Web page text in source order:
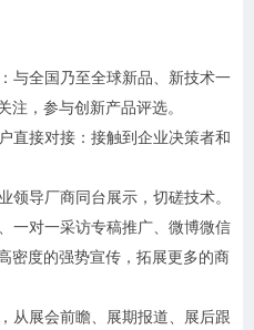
与全国乃至全球新品、新技术一
注，参与创新产品评选。
直接对接：接触到企业决策者和
领导厂商同台展示，切磋技术。
一对一采访专稿推广、微博微信
密度的强势宣传，拓展更多的商
从展会前瞻、展期报道、展后跟